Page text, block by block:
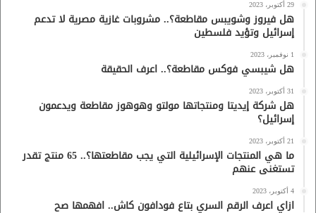
29 أكتوبر، 2023
هل فيروز وشويبس مقاطعة؟.. مشروبات غازية مصرية لا تدعم
إسرائيل وتؤيد فلسطين
1 نوفمبر، 2023
هل شيبسي فوكس مقاطعة؟.. اعرف الحقيقة
31 أكتوبر، 2023
هل شركة إيديتا ومنتجاتها مولتو وهوهوز مقاطعة ويدعمون
إسرائيل؟
21 أكتوبر، 2023
ما هي المنتجات الإسرائيلية التي يجب مقاطعتها؟.. 65 منتج تقدر
تستغنى عنهم
4 أكتوبر، 2023
ازاي اعرف الرقم السري بتاع فودافون كاش.. افهمها صح